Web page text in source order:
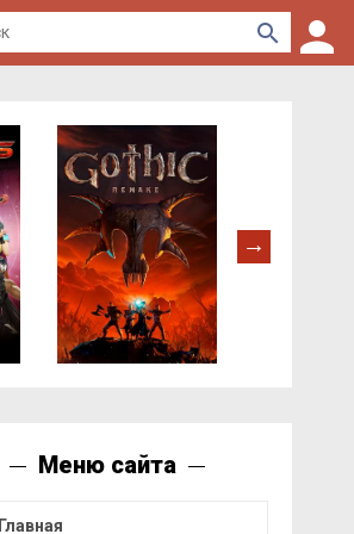
Меню сайта
Главная